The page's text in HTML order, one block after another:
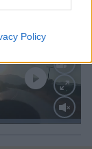
Policy
Loaded: